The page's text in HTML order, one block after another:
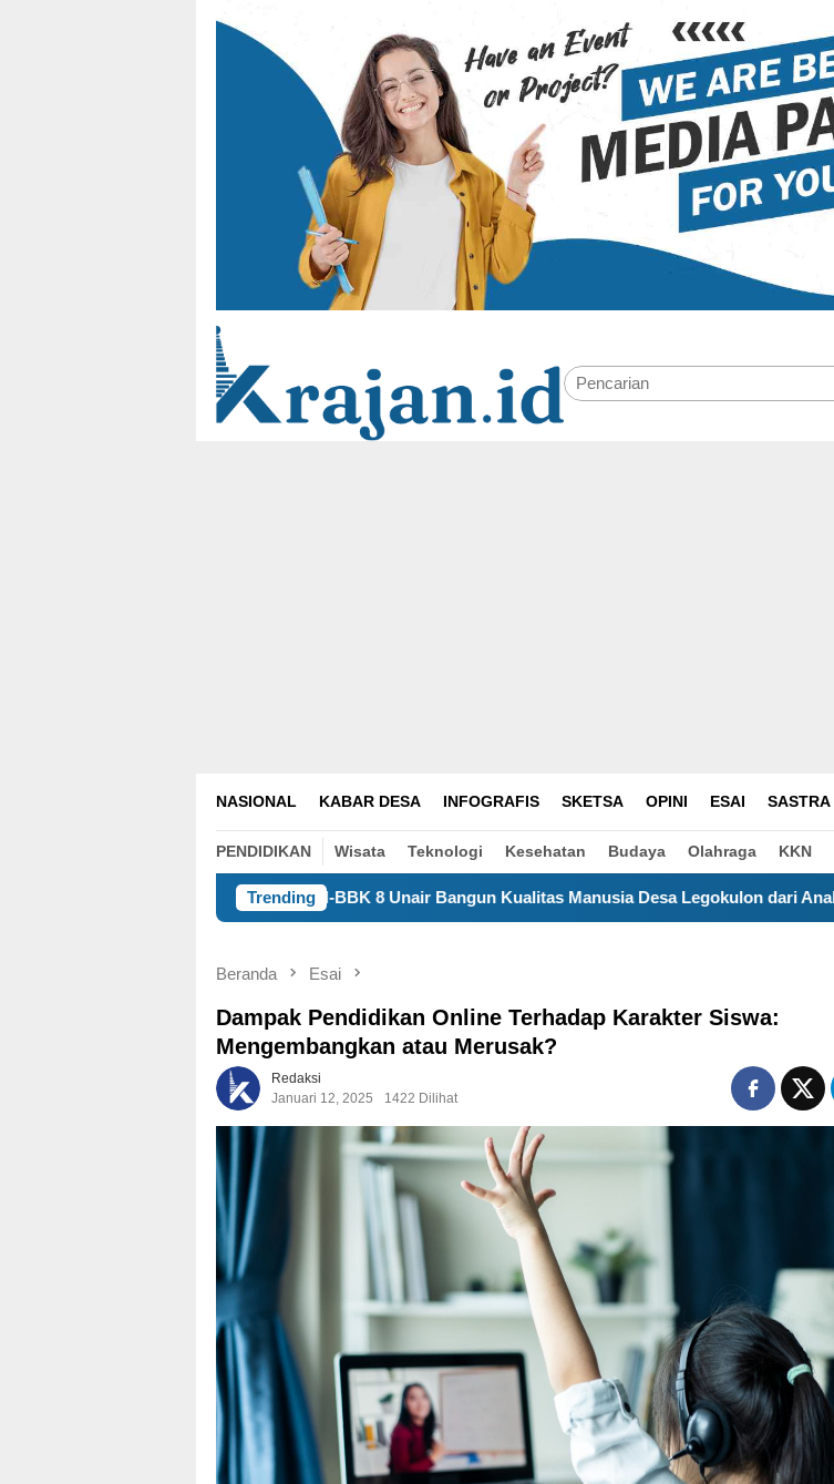
NASIONAL KABAR DESA INFOGRAFIS SKETSA OPINI ESAI SASTRA
PENDIDIKAN Wisata Teknologi Kesehatan Budaya Olahraga KKN
Trending
KKN-BBK 8 Unair Bangun Kualitas Manusia Desa Legokulon dari Anak hingga Lansia
Beranda Esai
Dampak Pendidikan Online Terhadap Karakter Siswa:
Mengembangkan atau Merusak?
Redaksi
Januari 12, 2025
1422 Dilihat